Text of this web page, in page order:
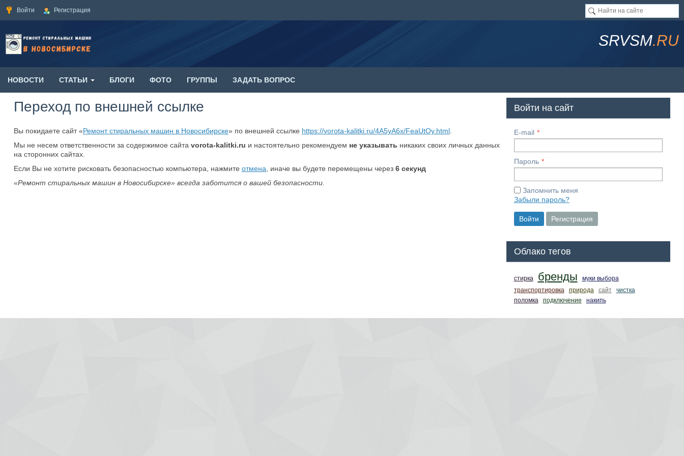
Войти Регистрация
SRVSM.RU
НОВОСТИ СТАТЬИ БЛОГИ ФОТО ГРУППЫ ЗАДАТЬ ВОПРОС
Переход по внешней ссылке
Вы покидаете сайт «Ремонт стиральных машин в Новосибирске» по внешней ссылке https://vorota-kalitki.ru/4A5yA6x/FeaUtOy.html.
Мы не несем ответственности за содержимое сайта vorota-kalitki.ru и настоятельно рекомендуем не указывать никаких своих личных данных
на сторонних сайтах.
Если Вы не хотите рисковать безопасностью компьютера, нажмите отмена , иначе вы будете перемещены через 6секунд
«Ремонт стиральных машин в Новосибирске» всегда заботится о вашей безопасности.
Войти на сайт
E-mail
Пароль
Запомнить меня
Забыли пароль?
Войти Регистрация
Облако тегов
стирка бренды
муки выбора
транспортировка
природа сайт
чистка
поломка
подключение накипь